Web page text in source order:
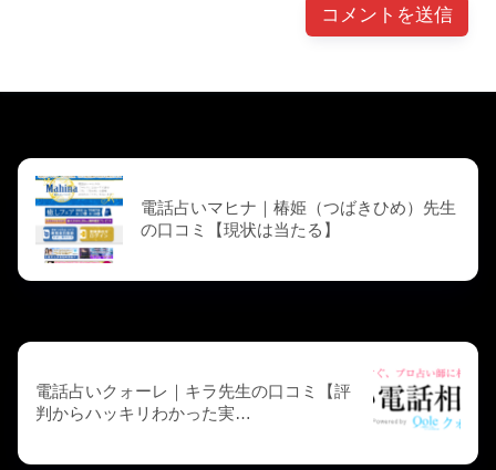
電話占いマヒナ｜椿姫（つばきひめ）先生
の口コミ【現状は当たる】
電話占いクォーレ｜キラ先生の口コミ【評
判からハッキリわかった実…